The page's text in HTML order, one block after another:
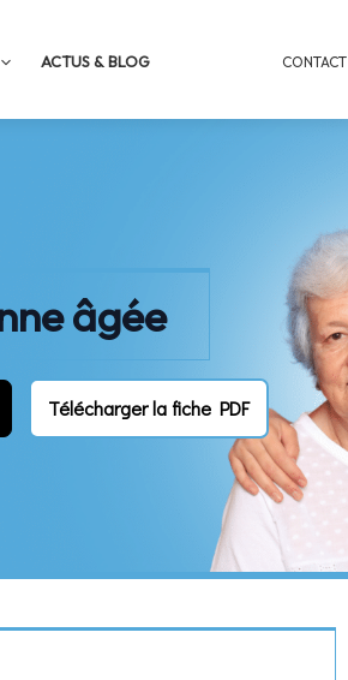
ACTUS & BLOG CONTACT
âgée
Télécharger la fiche PDF